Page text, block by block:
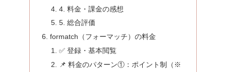
4. 料金・課金の感想
5. 総合評価
formatch（フォーマッチ）の料金
✅ 登録・基本閲覧
📌 料金のパターン①：ポイント制（※